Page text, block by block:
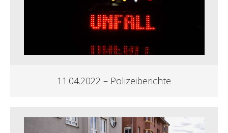
11.04.2022 – Polizeiberichte